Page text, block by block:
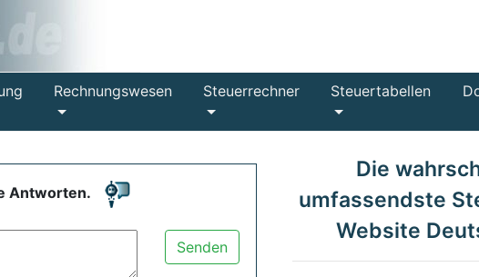
Rechnungswesen Steuerrechner Steuertabellen
Antworten.
Senden
Die
umfassendste
Website